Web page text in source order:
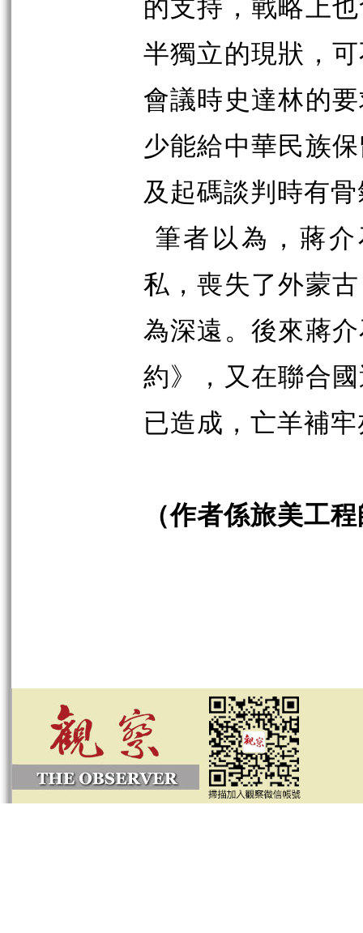
半獨立的現狀，
會議時史達林的
少能給中華民族
及起碼談判時有
筆者以為，蔣
私，喪失了外蒙
為深遠。後來蔣
約》，又在聯合
已造成，亡羊補
（作者係旅美工